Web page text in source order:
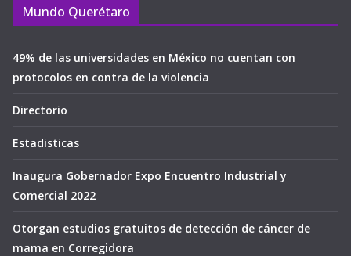
Mundo Querétaro
49% de las universidades en México no cuentan con
protocolos en contra de la violencia
Directorio
Estadisticas
Inaugura Gobernador Expo Encuentro Industrial y
Comercial 2022
Otorgan estudios gratuitos de detección de cáncer de
mama en Corregidora